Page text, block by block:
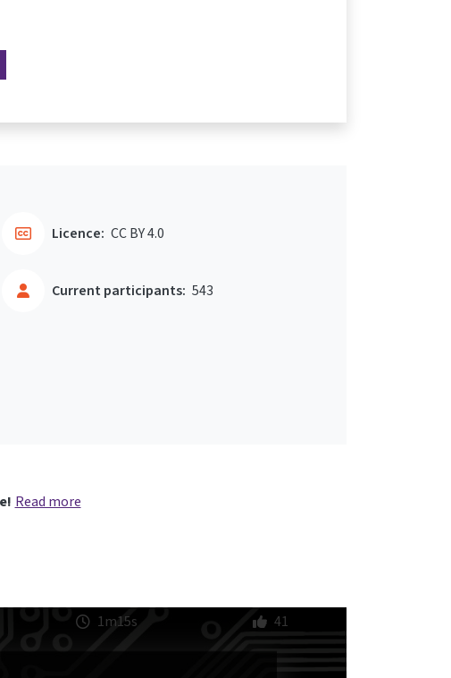
Current participants: 543
Licence: CC BY 4.0
Read more
1m15s 41